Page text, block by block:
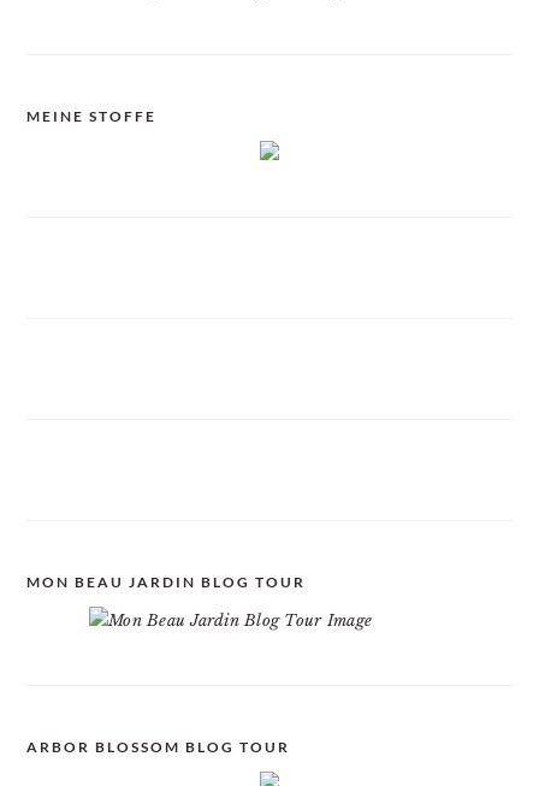
MEINE STOFFE
MON BEAU JARDIN BLOG TOUR
ARBOR BLOSSOM BLOG TOUR